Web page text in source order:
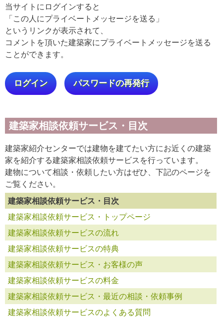
当サイトにログインすると
「この人にプライベートメッセージを送る」
というリンクが表示されて、
コメントを頂いた建築家にプライベートメッセージを送る
ことができます。
ログイン パスワードの再発行
建築家相談依頼サービス・目次
建築家紹介センターでは建物を建てたい方にお近くの建築
家を紹介する建築家相談依頼サービスを行っています。
建物について相談・依頼したい方はぜひ、下記のページを
ご覧ください。
建築家相談依頼サービス・目次
建築家相談依頼サービス・トップページ
建築家相談依頼サービスの流れ
建築家相談依頼サービスの特典
建築家相談依頼サービス・お客様の声
建築家相談依頼サービスの料金
建築家相談依頼サービス・最近の相談・依頼事例
建築家相談依頼サービスのよくある質問